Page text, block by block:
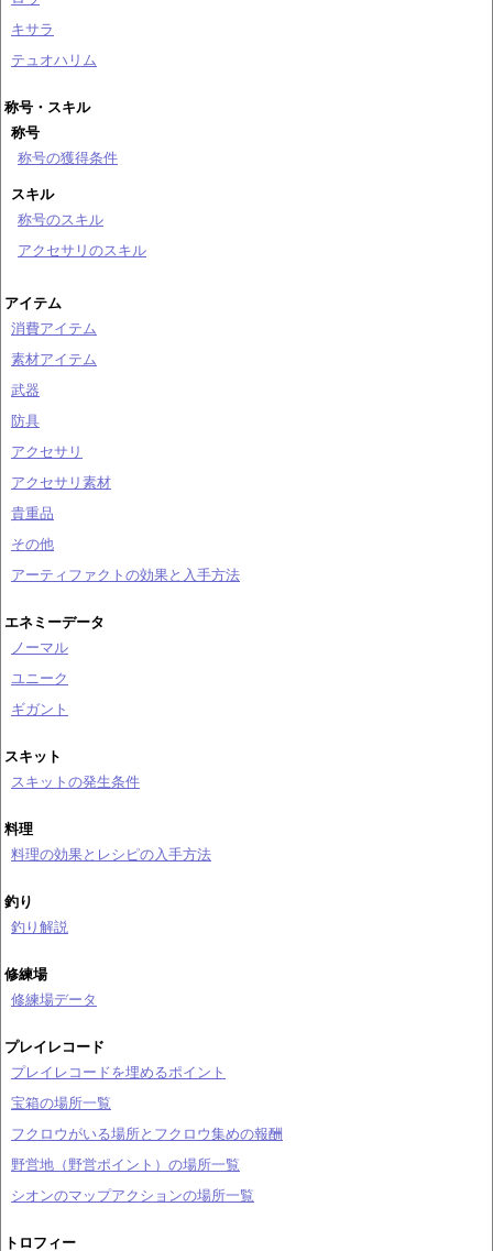
キサラ
テュオハリム
称号・スキル
称号
称号の獲得条件
スキル
称号のスキル
アクセサリのスキル
アイテム
消費アイテム
素材アイテム
武器
防具
アクセサリ
アクセサリ素材
貴重品
その他
アーティファクトの効果と入手方法
エネミーデータ
ノーマル
ユニーク
ギガント
スキット
スキットの発生条件
料理
料理の効果とレシピの入手方法
釣り
釣り解説
修練場
修練場データ
プレイレコード
プレイレコードを埋めるポイント
宝箱の場所一覧
フクロウがいる場所とフクロウ集めの報酬
野営地（野営ポイント）の場所一覧
シオンのマップアクションの場所一覧
トロフィー